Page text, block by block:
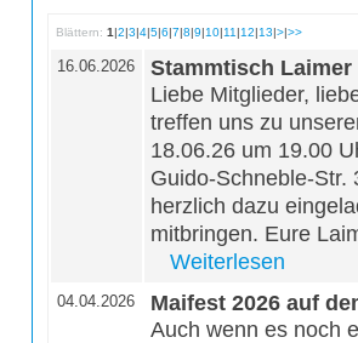
Blättern: 1 |2|3|4|5|6|7|8|9|10|11 |12|13|>|>>
16.06.2026
Stammtisch
Liebe Mitglieder,
treffen uns zu
18.06.26 um 19.00
Guido-Schneble-Str.
herzlich dazu
mitbringen. Eure
Weiterlesen
04.04.2026
Maifest 2026 auf
Auch wenn es noch